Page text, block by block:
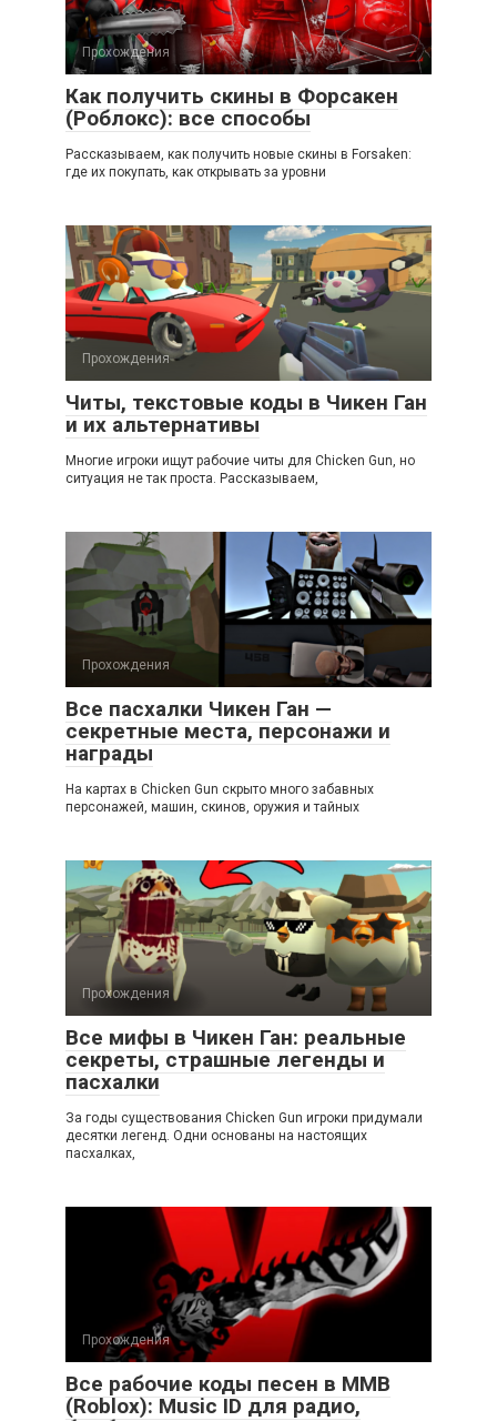
Прохождения
Как получить скины в Форсакен
(Роблокс): все способы
Рассказываем, как получить новые скины в Forsaken:
где их покупать, как открывать за уровни
Прохождения
Читы, текстовые коды в Чикен Ган
и их альтернативы
Многие игроки ищут рабочие читы для Chicken Gun, но
ситуация не так проста. Рассказываем,
Прохождения
Все пасхалки Чикен Ган —
секретные места, персонажи и
награды
На картах в Chicken Gun скрыто много забавных
персонажей, машин, скинов, оружия и тайных
Прохождения
Все мифы в Чикен Ган: реальные
секреты, страшные легенды и
пасхалки
За годы существования Chicken Gun игроки придумали
десятки легенд. Одни основаны на настоящих
пасхалках,
Прохождения
Все рабочие коды песен в ММВ
(Roblox): Music ID для радио,